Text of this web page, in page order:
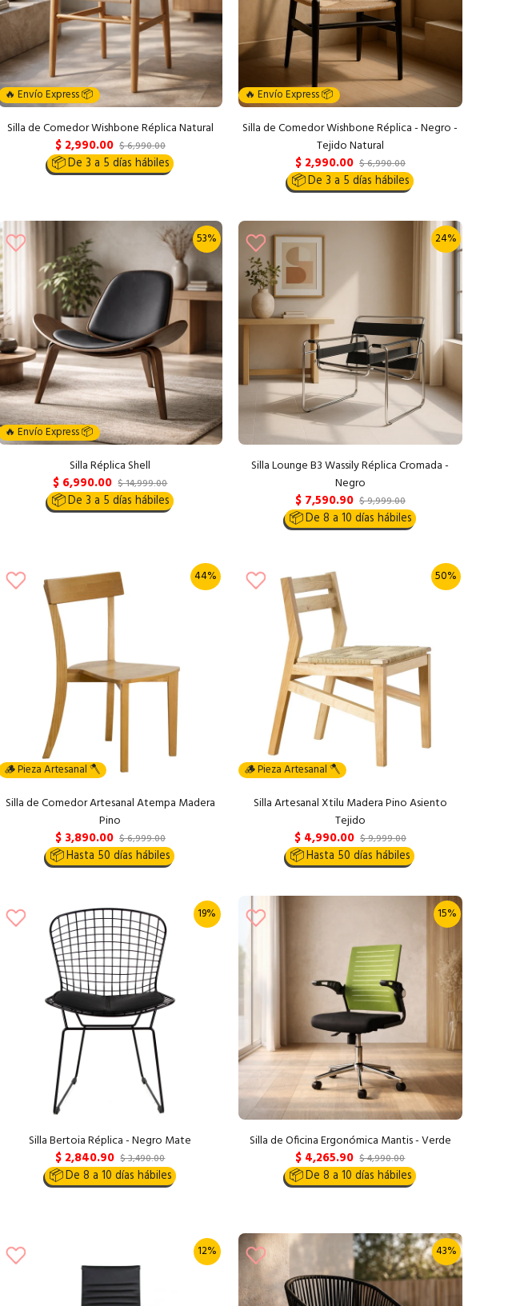
🔥 Envío Express 📦
Silla de Comedor Wishbone Réplica Natural
$ 2,990.00 $ 6,990.00
📦De 3 a 5 días hábiles
🔥 Envío Express 📦
Silla de Comedor Wishbone Réplica - Negro -
Tejido Natural
$ 2,990.00 $ 6,990.00
📦De 3 a 5 días hábiles
🔥 Envío Express 📦
53%
Silla Réplica Shell
$ 6,990.00 $ 14,999.00
📦De 3 a 5 días hábiles
24%
Silla Lounge B3 Wassily Réplica Cromada -
Negro
$ 7,590.90 $ 9,999.00
📦De 8 a 10 días hábiles
🪵 Pieza Artesanal 🪓
44%
Silla de Comedor Artesanal Atempa Madera
Pino
$ 3,890.00 $ 6,999.00
📦 Hasta 50 días hábiles
🪵 Pieza Artesanal 🪓
50%
Silla Artesanal Xtilu Madera Pino Asiento
Tejido
$ 4,990.00 $ 9,999.00
📦 Hasta 50 días hábiles
19%
Silla Bertoia Réplica - Negro Mate
$ 2,840.90 $ 3,490.00
📦De 8 a 10 días hábiles
15%
Silla de Oficina Ergonómica Mantis - Verde
$ 4,265.90 $ 4,990.00
📦De 8 a 10 días hábiles
12% 43%